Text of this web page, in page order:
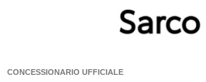
CONCESSIONARIO UFFICIALE